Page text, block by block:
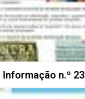
Informação n.º 23